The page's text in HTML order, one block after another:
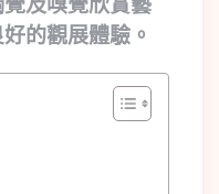
的觀展體驗。